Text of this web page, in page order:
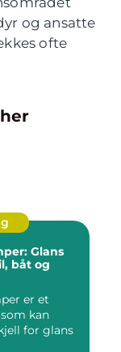
og ansatte
ofte
Glans
båt og
er et
kan
for glans